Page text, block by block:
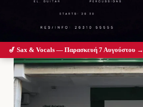
🎷 Sax & Vocals — Παρασκευή 7 Αυγούστου →